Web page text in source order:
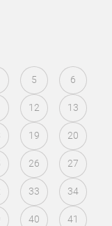
5 6
12 13
19 20
26 27
33 34
40 41